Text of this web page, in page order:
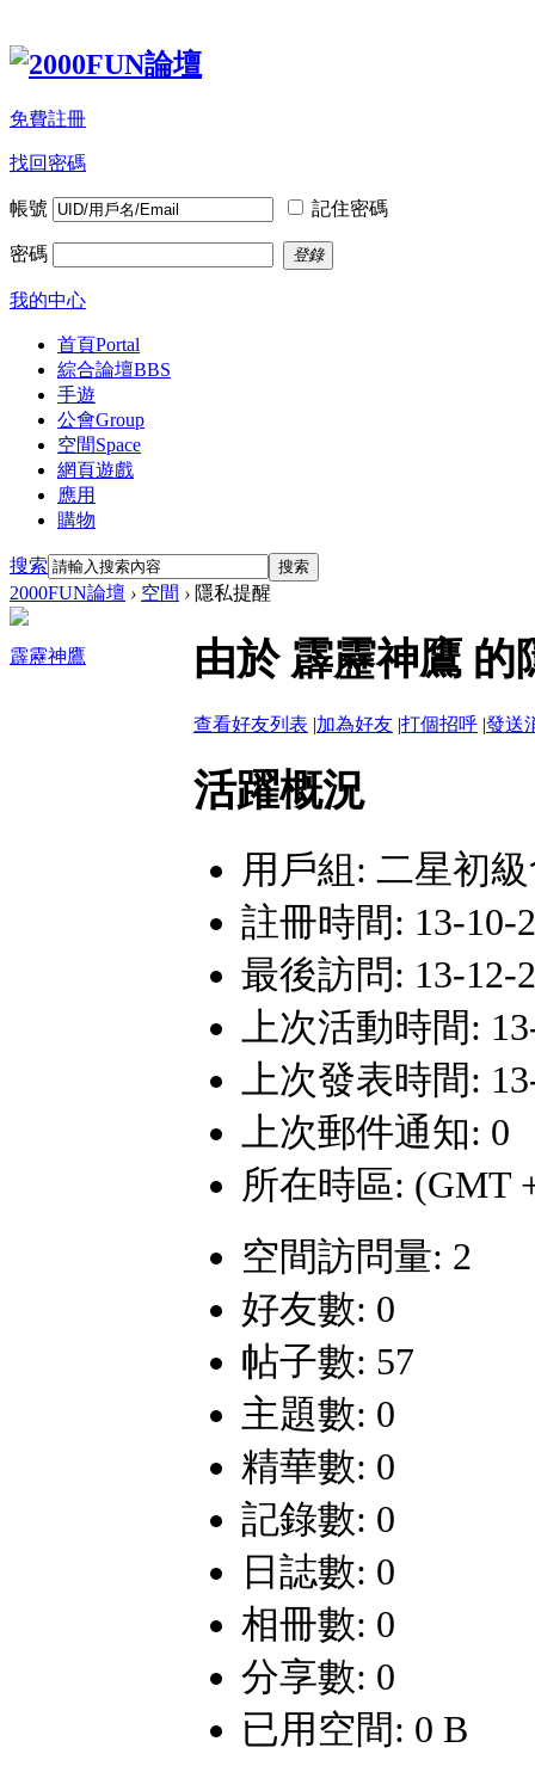
免費註冊
找回密碼
帳號 記住密碼
密碼 登錄
我的中心
首頁Portal
綜合論壇BBS
手遊
公會Group
空間Space
網頁遊戲
應用
購物
搜索 搜索
2000FUN論壇 › 空間 › 隱私提醒
霹靂神鷹 由於 霹靂神鷹
查看好友列表 |加為好友 |打個招呼 |發送
活躍概況
用戶組: 二星初
註冊時間: 13-10-
最後訪問: 13-12-
上次活動時間:
上次發表時間:
上次郵件通知: 0
所在時區: (GMT
空間訪問量: 2
好友數: 0
帖子數: 57
主題數: 0
精華數: 0
記錄數: 0
日誌數: 0
相冊數: 0
分享數: 0
已用空間: 0 B